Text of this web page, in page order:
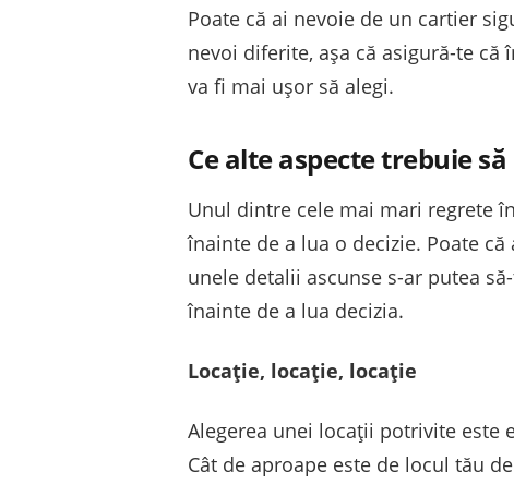
Poate că ai nevoie de un cartier
nevoi diferite, așa că asigură-te că
va fi mai ușor să alegi.
Ce alte aspecte trebuie
Unul dintre cele mai mari regrete
înainte de a lua o decizie. Poate
unele detalii ascunse s-ar putea
înainte de a lua decizia.
Locație, locație, locație
Alegerea unei locații potrivite este
Cât de aproape este de locul tău